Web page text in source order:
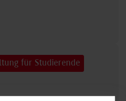
für Studierende